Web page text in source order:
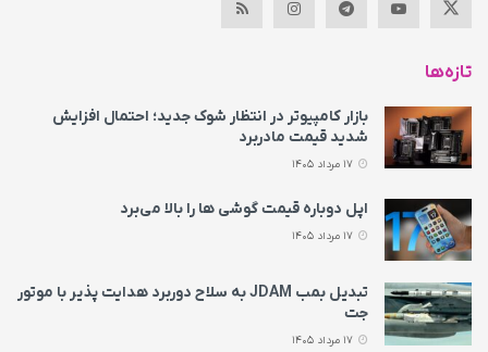
تازه‌ها
بازار کامپیوتر در انتظار شوک جدید؛ احتمال افزایش
شدید قیمت مادربرد
اپل دوباره قیمت‌ گوشی ها را بالا می‌برد
تبدیل بمب JDAM به سلاح دوربرد هدایت پذیر با موتور
جت